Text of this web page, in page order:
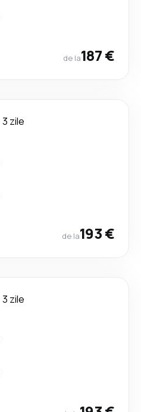
de la187 €
3 zile
de la193 €
3 zile